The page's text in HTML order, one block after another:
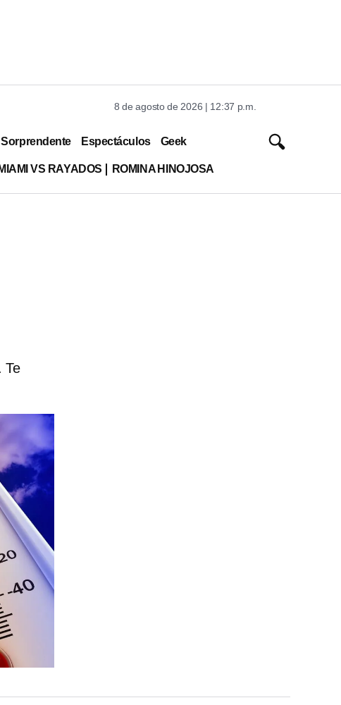
8 de agosto de 2026 | 12:37 p.m.
Sorprendente Espectáculos Geek
VS RAYADOS ROMINA HINOJOSA
Te